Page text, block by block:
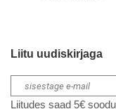
Liitu uudiskirjaga
Liitudes saad 5€